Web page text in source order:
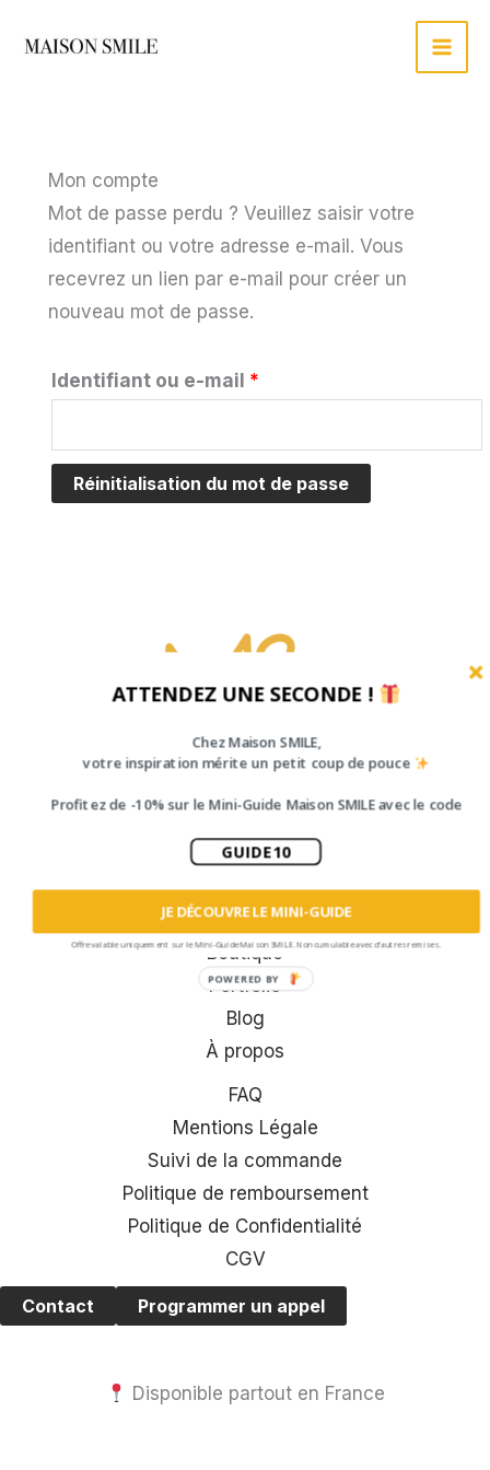
Mon compte
Mot de passe perdu ? Veuillez saisir votre
identifiant ou votre adresse e-mail. Vous
recevrez un lien par e-mail pour créer un
nouveau mot de passe.
Identifiant ou e-mail *
Réinitialisation du mot de passe
Accueil
Prestations
Boutique
Portfolio
Blog
À propos
FAQ
Mentions Légale
Suivi de la commande
Politique de remboursement
Politique de Confidentialité
CGV
Contact Programmer un appel
Disponible partout en France
ATTENDEZ UNE SECONDE !
Chez Maison SMILE,
votre inspiration mérite un petit coup de pouce
Profitez de -10% sur le Mini-Guide Maison SMILE avec le code
JE DÉCOUVRE LE MINI-GUIDE
GUIDE10
Offre valable uniquement sur le Mini-Guide Maison SMILE. Non cumulable avec d’autres remises.
POWERED BY